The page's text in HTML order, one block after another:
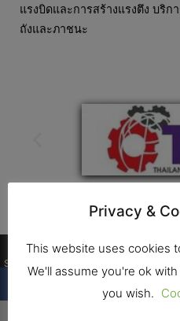
แรงบิดและการสร้างแรงตึง บริก
ถังและภาชนะ
ติดต่อ
ที่อยุ่ : E/F FF-2
laxmipura road
Privacy &
This website uses cookies
We'll assume you're ok
you wish.
Shares